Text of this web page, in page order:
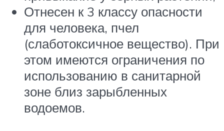
Отнесен к 3 классу опасности
для человека, пчел
(слаботоксичное вещество). При
этом имеются ограничения по
использованию в санитарной
зоне близ зарыбленных
водоемов.